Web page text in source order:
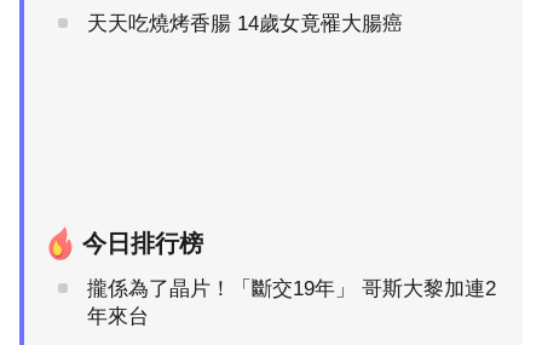
天天吃燒烤香腸 14歲女竟罹大腸癌
今日排行榜
攏係為了晶片！「斷交19年」 哥斯大黎加連2
年來台